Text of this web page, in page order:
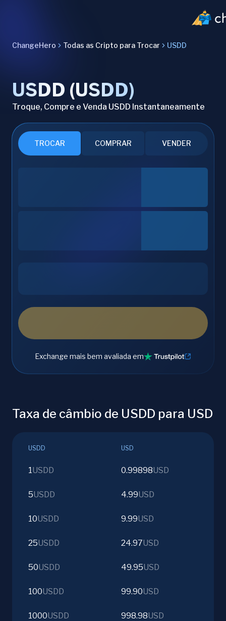
ChangeHero Todas as Cripto para Trocar USDD
USDD (USDD)
Troque, Compre e Venda USDD Instantaneamente
TROCAR COMPRAR VENDER
Exchange mais bem avaliada em
Taxa de câmbio de USDD para USD
USDD USD
1USDD 0.99898USD
5USDD 4.99USD
10USDD 9.99USD
25USDD 24.97USD
50USDD 49.95USD
100USDD 99.90USD
1000USDD 998.98USD